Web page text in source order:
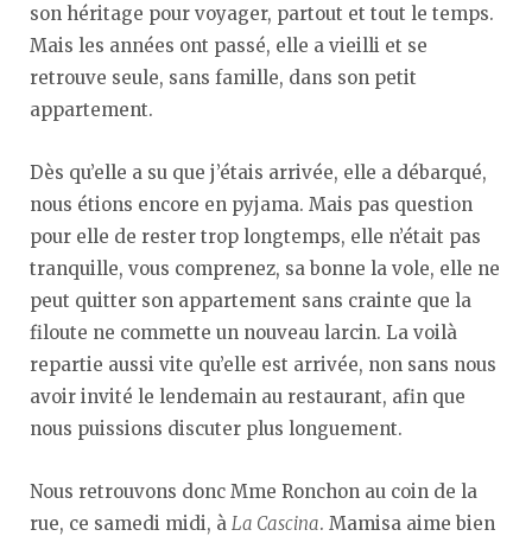
son héritage pour voyager, partout et tout le temps.
Mais les années ont passé, elle a vieilli et se
retrouve seule, sans famille, dans son petit
appartement.
Dès qu’elle a su que j’étais arrivée, elle a débarqué,
nous étions encore en pyjama. Mais pas question
pour elle de rester trop longtemps, elle n’était pas
tranquille, vous comprenez, sa bonne la vole, elle ne
peut quitter son appartement sans crainte que la
filoute ne commette un nouveau larcin. La voilà
repartie aussi vite qu’elle est arrivée, non sans nous
avoir invité le lendemain au restaurant, afin que
nous puissions discuter plus longuement.
Nous retrouvons donc Mme Ronchon au coin de la
rue, ce samedi midi, à La Cascina. Mamisa aime bien